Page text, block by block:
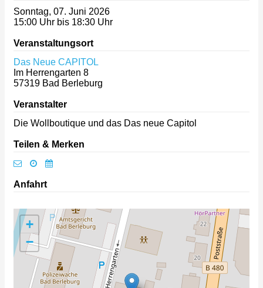
Sonntag, 07. Juni 2026
15:00 Uhr bis 18:30 Uhr
Veranstaltungsort
Das Neue CAPITOL
Im Herrengarten 8
57319 Bad Berleburg
Veranstalter
Die Wollboutique und das Das neue Capitol
Teilen & Merken
Anfahrt
+
−